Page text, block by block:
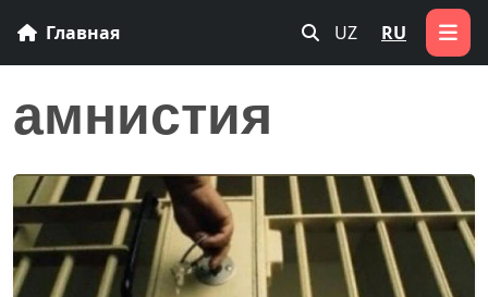
Главная UZ RU
амнистия